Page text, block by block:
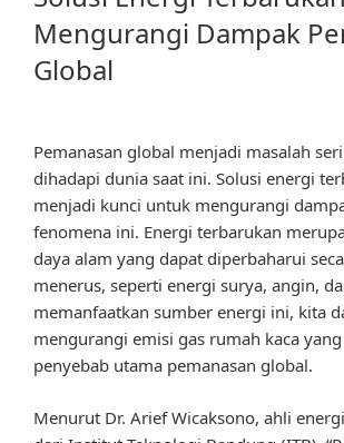
Mengurangi Dampak
Global
Pemanasan global menjadi masalah
dihadapi dunia saat ini. Solusi energi
menjadi kunci untuk mengurangi
fenomena ini. Energi terbarukan
daya alam yang dapat diperbaharui
menerus, seperti energi surya, angin,
memanfaatkan sumber energi ini, kita
mengurangi emisi gas rumah kaca
penyebab utama pemanasan global.
Menurut Dr. Arief Wicaksono, ahli